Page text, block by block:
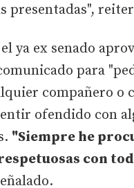
presentadas",
ya ex senado
para
compañero o
ofendido con
"Siempre he
con